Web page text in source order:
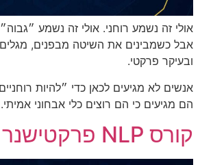
אולי זה נשמע רוחני. אולי זה נשמע
אבל כשמבינים את השיטה מבפנים,
ובעיקר פרקטי.
אנשים לא מגיעים לכאן כדי ״להיות
הם מגיעים כי הם רוצים כלי אבחוני אמיתי.
קורס NLP פרקטישנר